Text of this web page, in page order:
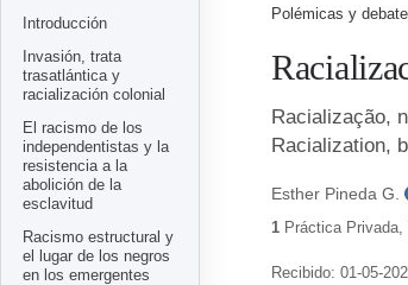
Introducción
Invasión, trata
trasatlántica y
racialización colonial
El racismo de los
independentistas y la
resistencia a la
abolición de la
esclavitud
Racismo estructural y
el lugar de los negros
en los emergentes
Polémicas y
Racialização,
Racialization,
Esther Pineda G.
1 Práctica Privada,
Recibido: 01-05-